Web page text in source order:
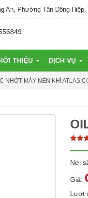
An, Phường Tân Đông Hiệp,
THIỆU DỊCH VỤ
NHỚT MÁY NÉN KHÍ ATLAS
Nơi
Giá:
Lượt